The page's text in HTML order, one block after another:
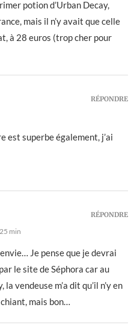
potion d’Urban Decay,
mais il n’y avait que celle
à 28 euros (trop cher pour
est superbe également, j’ai
RÉPONDRE
min
Je pense que je devrai
le site de Séphora car au
la vendeuse m’a dit qu’il n’y en
mais bon…
RÉPONDRE